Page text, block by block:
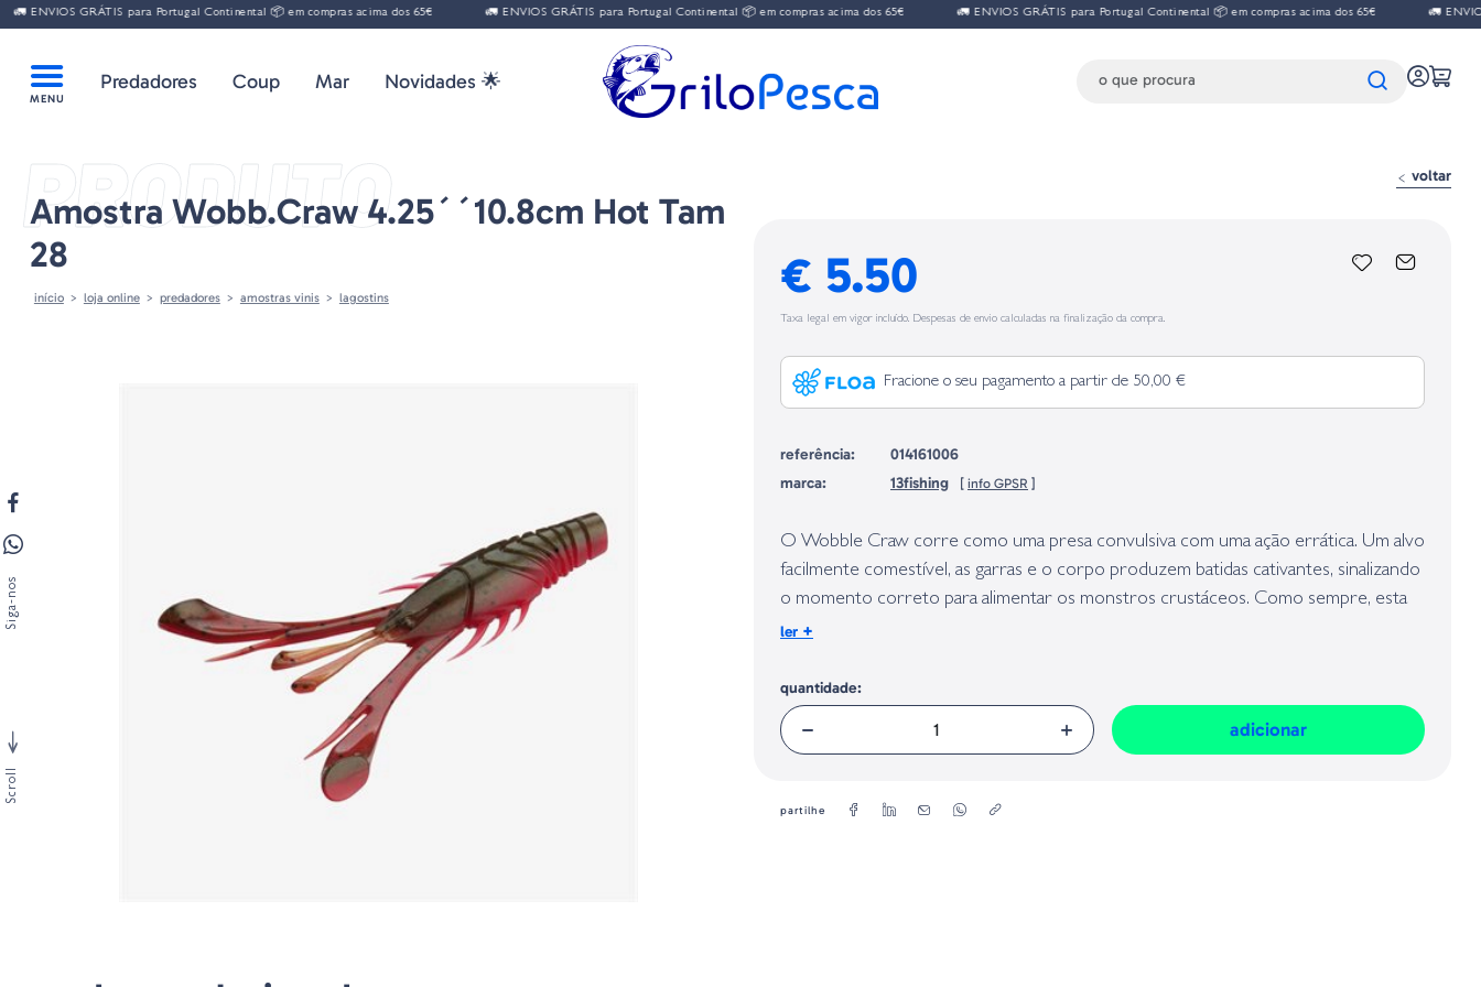
🚛 ENVIOS GRÁTIS para Portugal Continental 📦 em compras acima dos 65€ 🚛 ENVIOS GRÁTIS para Portugal Continental 📦 em compras acima dos 65€ 🚛 ENVIOS GRÁTIS para Portugal Continental 📦 em compras acima dos 65€ 🚛
Predadores Coup Mar Novidades 🌟
PRODUTO
Amostra Wobb.craw 4.25´´10.8cm Hot Tam
28
início loja online predadores amostras vinis lagostins
voltar
€ 5.50
Taxa legal em vigor incluído. Despesas de envio calculadas na finalização da compra.
Fracione o seu pagamento a partir de 50,00 €
referência:
014161006
marca:
13fishing [ info GPSR ]
O Wobble Craw corre como uma presa convulsiva com uma ação errática. Um alvo
facilmente comestível, as garras e o corpo produzem batidas cativantes, sinalizando
o momento correto para alimentar os monstros crustáceos. Como sempre, esta
isca é servida com Molho de Burro correndo em suas veias para adicionar aquele
ler +
quantidade:
adicionar
partilhe
Siga-nos
Scroll